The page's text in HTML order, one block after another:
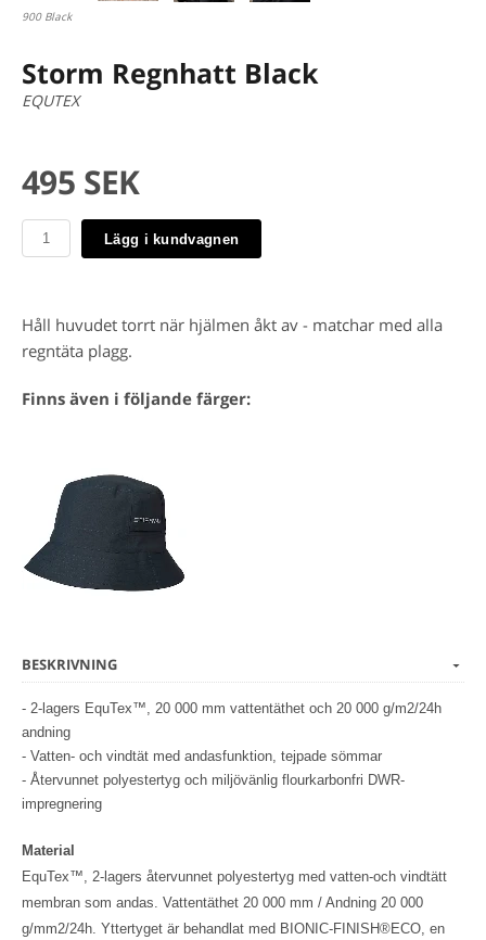
900 Black
Storm Regnhatt Black
EQUTEX
495 SEK
Lägg i kundvagnen
Håll huvudet torrt när hjälmen åkt av - matchar med alla
regntäta plagg.
Finns även i följande färger:
BESKRIVNING
- 2-lagers EquTex™, 20 000 mm vattentäthet och 20 000 g/m2/24h
andning
- Vatten- och vindtät med andasfunktion, tejpade sömmar
- Återvunnet polyestertyg och miljövänlig flourkarbonfri DWR-
impregnering
Material
EquTex™, 2-lagers återvunnet polyestertyg med vatten-och vindtätt
membran som andas. Vattentäthet 20 000 mm / Andning 20 000
g/mm2/24h. Yttertyget är behandlat med BIONIC-FINISH®ECO, en